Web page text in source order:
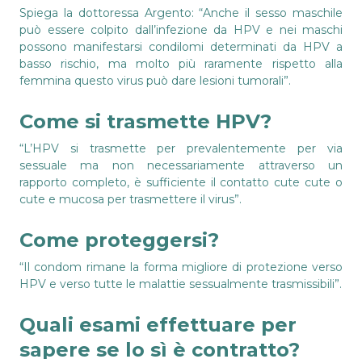
Spiega la dottoressa Argento: “Anche il sesso maschile
può essere colpito dall’infezione da HPV e nei maschi
possono manifestarsi condilomi determinati da HPV a
basso rischio, ma molto più raramente rispetto alla
femmina questo virus può dare lesioni tumorali”.
Come si trasmette HPV?
“L’HPV si trasmette per prevalentemente per via
sessuale ma non necessariamente attraverso un
rapporto completo, è sufficiente il contatto cute cute o
cute e mucosa per trasmettere il virus”.
Come proteggersi?
“Il condom rimane la forma migliore di protezione verso
HPV e verso tutte le malattie sessualmente trasmissibili”.
Quali esami effettuare per
sapere se lo sì è contratto?